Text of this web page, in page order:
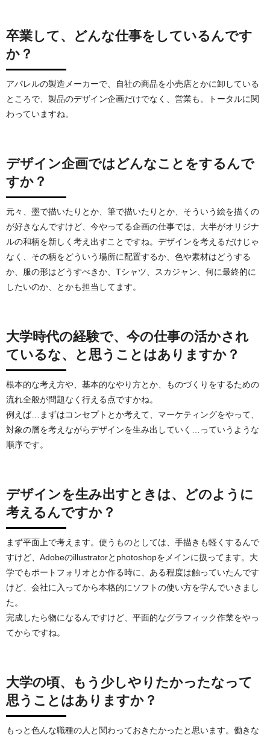
卒業して、どんな仕事をしているんです
か？
アパレルの製造メーカーで、自社の商品を小売店とかに卸している
ところで、製品のデザイン企画だけでなく、営業も。トータルに関
わっていますね。
デザイン企画ではどんなことをするんで
すか？
元々、墨で描いたりとか、筆で描いたりとか、そういう絵を描くの
が好きなんですけど、今やってる企画の仕事では、大半がオリジナ
ルの和柄を新しく考え出すことですね。デザインを考えるだけじゃ
なく、その柄をどういう場所に配置するか、色や素材はどうする
か、服の形はどうすべきか、Tシャツ、スカジャン、何に最終的に
したいのか、とかも担当してます。
大学時代の経験で、今の仕事の活かされ
ているな、と思うことはありますか？
根本的な考え方や、基本的なやり方とか、ものづくりをするための
流れ全般が問題なく行える点ですかね。
例えば…まずはコンセプトとか考えて、マーケティングをやって、
対象の層を考えながらデザインを生み出していく…っていうような
順序です。
デザインを生み出すときは、どのように
考えるんですか？
まず平面上で考えます。使うものとしては、手描きも軽くするんで
すけど、Adobeのillustratorとphotoshopをメインに扱ってます。大
学でもポートフォリオとか作る時に、ある程度は触っていたんです
けど、会社に入ってから本格的にソフトの使い方を学んでいきまし
た。
完成したら物になるんですけど、平面的なグラフィック作業をやっ
てからですね。
大学の頃、もう少しやりたかったなって
思うことはありますか？
もっと色んな職種の人と関わっておきたかったと思います。働きな